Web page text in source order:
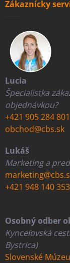
Zákaznícky
Lucia
Špecialistka
objednávkou?
+421 905 284 801
obchod@cbs.sk
Lukáš
Marketing a
+421 948 140 353
Osobný odber
Kynceľovská
Bystrica)
Slovenské